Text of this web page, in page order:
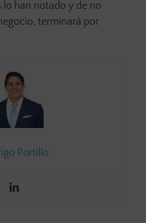
lo han notado y de no
terminará por
Portillo